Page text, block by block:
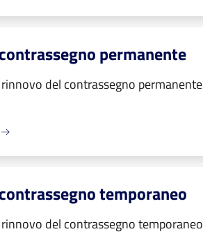
permanente
del contrassegno permanente
temporaneo
del contrassegno temporaneo